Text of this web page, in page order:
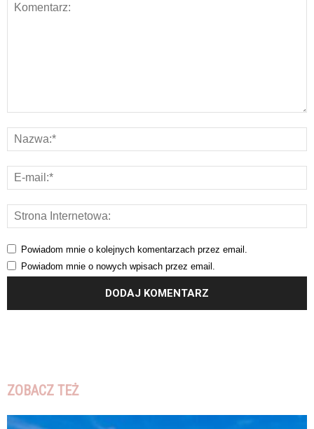
Powiadom mnie o kolejnych komentarzach przez email.
Powiadom mnie o nowych wpisach przez email.
ZOBACZ TEŻ